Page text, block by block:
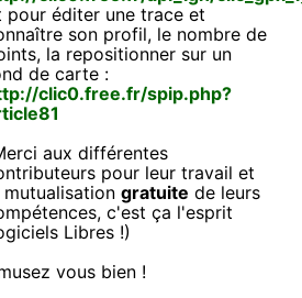
pour éditer une trace et
son profil, le nombre de
la repositionner sur un
de carte :
clic0.free.fr/spip.php?
aux différentes
pour leur travail et
mutualisationgratuite de leurs
c'est ça l'esprit
Libres !)
vous bien !